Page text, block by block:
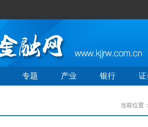
专题 产业 银行 证
当前位置